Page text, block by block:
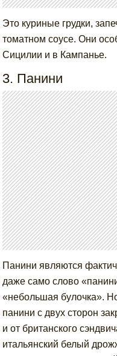
Это куриные грудки,
томатном соусе. Они
Сицилии и в Кампанье.
3. Панини
Панини являются
даже само слово
«небольшая булочка».
панини с двух сторон
и от британского
итальянский белый